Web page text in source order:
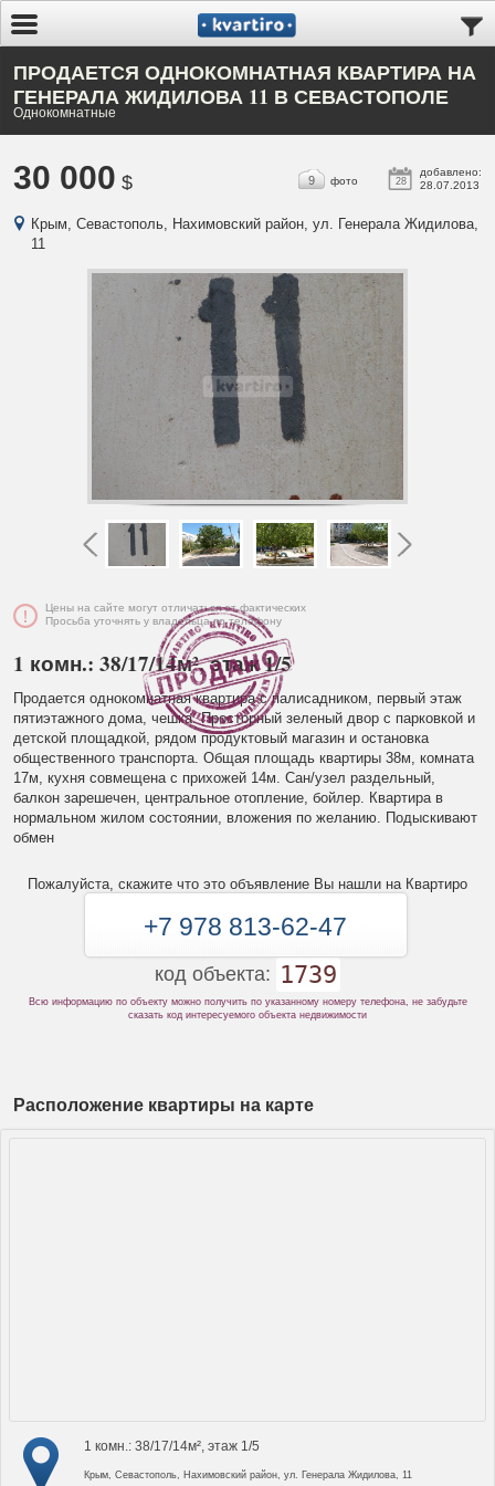
ПРОДАЕТСЯ ОДНОКОМНАТНАЯ КВАРТИРА НА
ГЕНЕРАЛА ЖИДИЛОВА 11 В СЕВАСТОПОЛЕ
Однокомнатные
30 000 $ 28
добавлено:
28.07.2013
9 фото
Крым, Севастополь, Нахимовский район, ул. Генерала Жидилова,
11
Цены на сайте могут отличаться от фактических
Просьба уточнять у владельца по телефону
1 комн.: 38/17/14м², этаж 1/5
Продается однокомнатная квартира с палисадником, первый этаж
пятиэтажного дома, чешка. Просторный зеленый двор с парковкой и
детской площадкой, рядом продуктовый магазин и остановка
общественного транспорта. Общая площадь квартиры 38м, комната
17м, кухня совмещена с прихожей 14м. Сан/узел раздельный,
балкон зарешечен, центральное отопление, бойлер. Квартира в
нормальном жилом состоянии, вложения по желанию. Подыскивают
обмен
Пожалуйста, скажите что это объявление Вы нашли на Квартиро
+7 978 813-62-47
код объекта: 1739
Всю информацию по объекту можно получить по указанному номеру телефона, не забудьте
сказать код интересуемого объекта недвижимости
Расположение квартиры на карте
1 комн.: 38/17/14м², этаж 1/5
Крым, Севастополь, Нахимовский район, ул. Генерала Жидилова, 11